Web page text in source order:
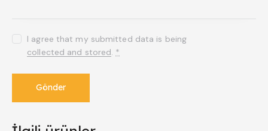
I agree that my submitted data is being
collected and stored. *